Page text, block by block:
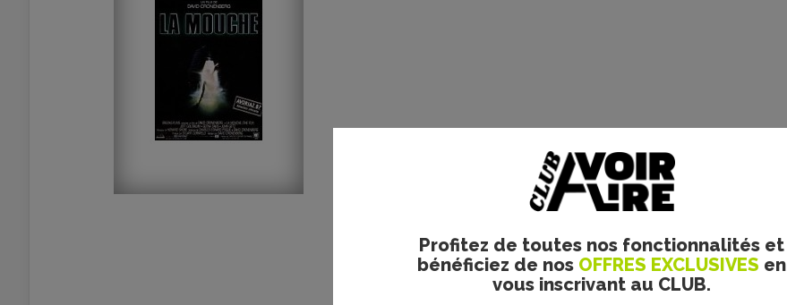
Profitez de toutes nos fonctionnalités et
bénéficiez de nos OFFRES EXCLUSIVES en
vous inscrivant au CLUB.